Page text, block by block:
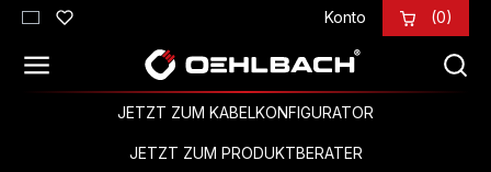
Zum Hauptinhalt springen Konto (0)
JETZT ZUM KABELKONFIGURATOR
JETZT ZUM PRODUKTBERATER